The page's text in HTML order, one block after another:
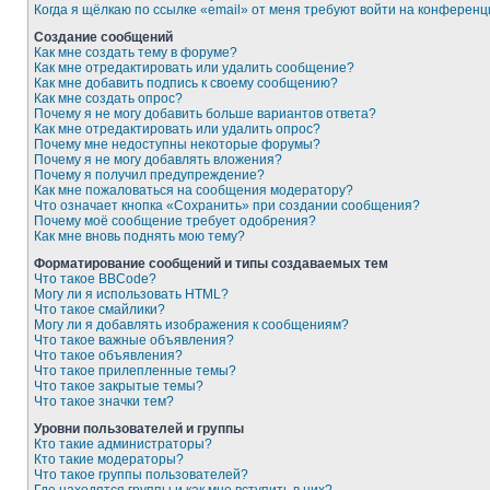
Когда я щёлкаю по ссылке «email» от меня требуют войти на
Создание сообщений
Как мне создать тему в форуме?
Как мне отредактировать или удалить сообщение?
Как мне добавить подпись к своему сообщению?
Как мне создать опрос?
Почему я не могу добавить больше вариантов ответа?
Как мне отредактировать или удалить опрос?
Почему мне недоступны некоторые форумы?
Почему я не могу добавлять вложения?
Почему я получил предупреждение?
Как мне пожаловаться на сообщения модератору?
Что означает кнопка «Сохранить» при создании сообщения?
Почему моё сообщение требует одобрения?
Как мне вновь поднять мою тему?
Форматирование сообщений и типы создаваемых тем
Что такое BBCode?
Могу ли я использовать HTML?
Что такое смайлики?
Могу ли я добавлять изображения к сообщениям?
Что такое важные объявления?
Что такое объявления?
Что такое прилепленные темы?
Что такое закрытые темы?
Что такое значки тем?
Уровни пользователей и группы
Кто такие администраторы?
Кто такие модераторы?
Что такое группы пользователей?